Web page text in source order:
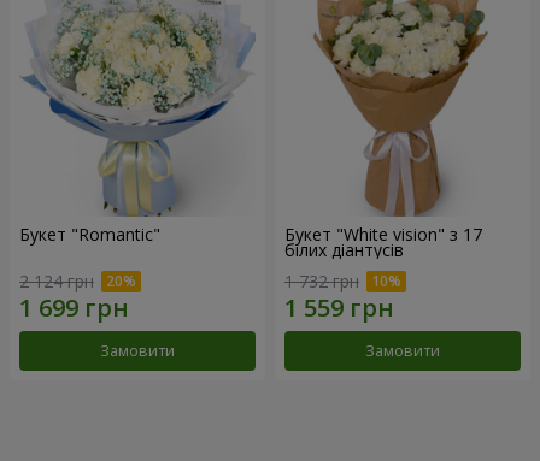
Букет "Romantic"
2 124 грн
Замовити
Букет "White vision" з 17
білих діантусів
1 732 грн
Замовити